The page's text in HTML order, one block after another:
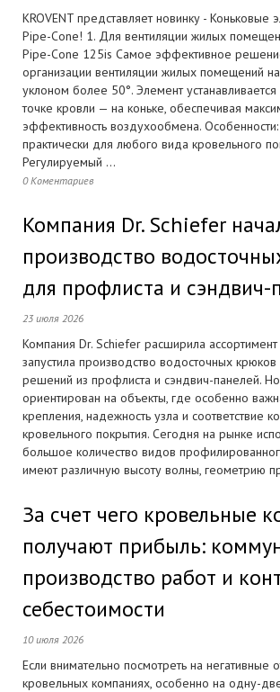
KROVENT представляет новинку - Коньковые
Pipe-Cone! 1. Для вентиляции жилых
Pipe-Cone 125is Самое эффективное
организации вентиляции жилых помещений
уклоном более 50°. Элемент
точке кровли — на коньке, обеспечивая
эффективность воздухообмена.
практически для любого вида кровельного
Регулируемый ...
0 Коментариев
Компания Dr. Schiefer
производство
для профлиста и сэндвич-
23 июля 2026
Компания Dr. Schiefer расширила
запустила производство водосточных
решений из профлиста и сэндвич-панелей.
ориентирован на объекты, где особенно
крепления, надежность узла и соответствие
кровельного покрытия. Сегодня на рынке
большое количество видов
имеют различную высоту волны, геометрию
За счет чего кровельные
получают прибыль:
производство работ и
себестоимости
10 июля 2026
Если внимательно посмотреть на негативные
кровельных компаниях, особенно на одну-